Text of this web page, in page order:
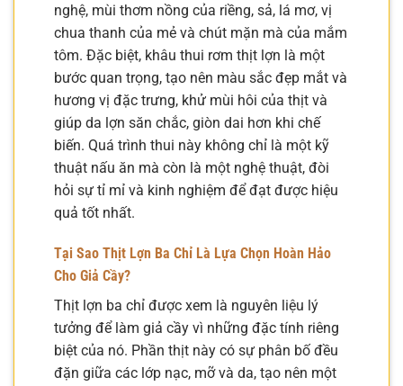
nghệ, mùi thơm nồng của riềng, sả, lá mơ, vị
chua thanh của mẻ và chút mặn mà của mắm
tôm. Đặc biệt, khâu thui rơm thịt lợn là một
bước quan trọng, tạo nên màu sắc đẹp mắt và
hương vị đặc trưng, khử mùi hôi của thịt và
giúp da lợn săn chắc, giòn dai hơn khi chế
biến. Quá trình thui này không chỉ là một kỹ
thuật nấu ăn mà còn là một nghệ thuật, đòi
hỏi sự tỉ mỉ và kinh nghiệm để đạt được hiệu
quả tốt nhất.
Tại Sao Thịt Lợn Ba Chỉ Là Lựa Chọn Hoàn Hảo
Cho Giả Cầy?
Thịt lợn ba chỉ được xem là nguyên liệu lý
tưởng để làm giả cầy vì những đặc tính riêng
biệt của nó. Phần thịt này có sự phân bố đều
đặn giữa các lớp nạc, mỡ và da, tạo nên một